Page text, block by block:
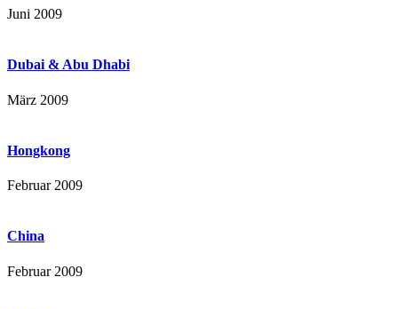
Juni 2009
Dubai & Abu Dhabi
März 2009
Hongkong
Februar 2009
China
Februar 2009